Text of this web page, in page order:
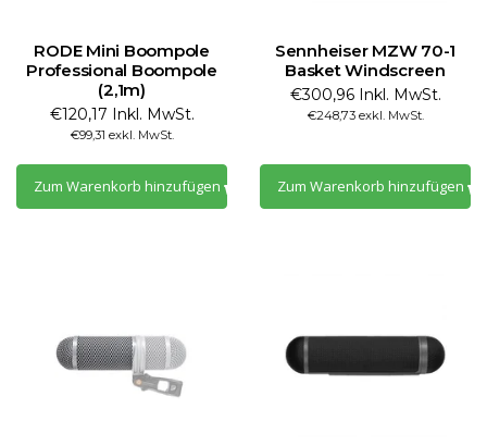
RODE Mini Boompole
Professional Boompole
(2,1m)
€120,17 Inkl. MwSt.
€99,31 exkl. MwSt.
Zum Warenkorb hinzufügen
Sennheiser MZW 70-1
Basket Windscreen
€300,96 Inkl. MwSt.
€248,73 exkl. MwSt.
Zum Warenkorb hinzufügen